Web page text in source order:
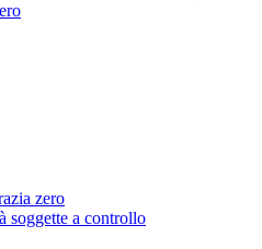
zero
soggette a controllo